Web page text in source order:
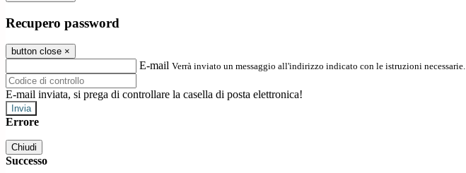
Recupero password
button close ×
E-mail Verrà inviato un messaggio all'indirizzo indicato con le istruzioni necessarie.
E-mail inviata, si prega di controllare la casella di posta elettronica!
Errore
Chiudi
Successo